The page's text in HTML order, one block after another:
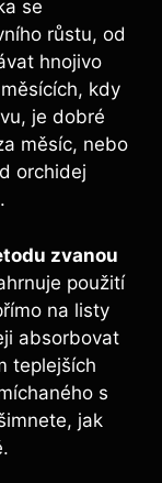
se
růstu, od
hnojivo
kdy
je ​dobré
měsíc, nebo
orchidej
⁣zvanou
použití
na listy
absorbovat‌
teplejších
s⁢
jak